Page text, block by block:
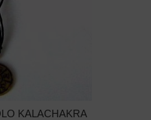
KALACHAKRA